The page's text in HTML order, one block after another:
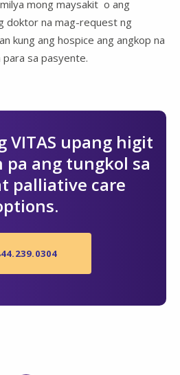
mong maysakit o ang
doktor na mag-request ng
kung ang hospice ang angkop na
para sa pasyente.
VITAS upang higit
pa ang tungkol sa
palliative care